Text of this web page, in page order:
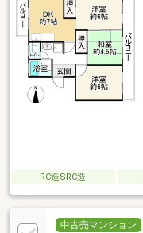
RC造SRC造
中古売マンション